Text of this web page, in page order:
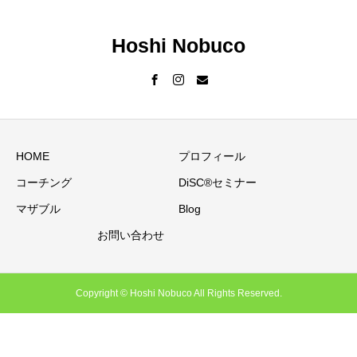
Hoshi Nobuco
HOME プロフィール
コーチング DiSC®セミナー
マザブル Blog
お問い合わせ
Copyright © Hoshi Nobuco All Rights Reserved.